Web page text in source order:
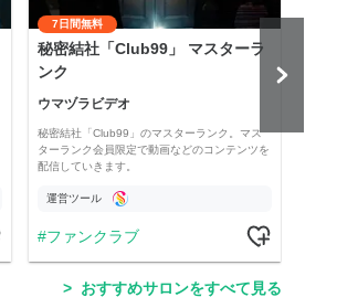
7日間無料
秘密結社「Club99」 マスターラ
ンク
ウマヅラビデオ
秘密結社「Club99」のマスターランク。マス
ターランク会員限定で動画などのコンテンツを
配信していきます。
運営ツール
ファンクラブ
おすすめサロンをすべて見る